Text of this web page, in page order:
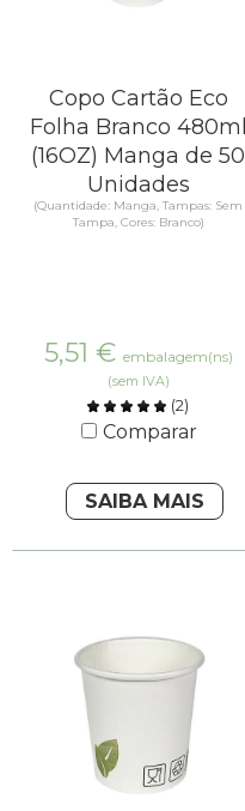
Copo Cartão Eco
Folha Branco 480ml
(16OZ) Manga de 50
Unidades
(Quantidade: Manga, Tampas: Sem
Tampa, Cores: Branco)
5,51 € embalagem(ns)
(sem IVA)
(2)
Comparar
SAIBA MAIS